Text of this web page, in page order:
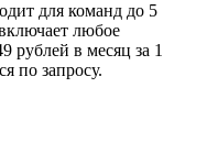
для команд до 5
любое
рублей в месяц за 1
по запросу.